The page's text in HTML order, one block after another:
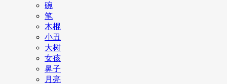
碗
笔
木棍
小丑
大树
女孩
鼻子
月亮